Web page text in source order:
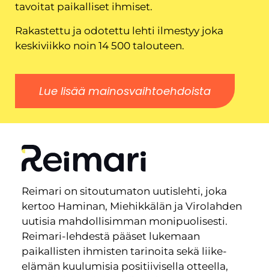
tavoitat paikalliset ihmiset.
Rakastettu ja odotettu lehti ilmestyy joka
keskiviikko noin 14 500 talouteen.
Lue lisää mainosvaihtoehdoista
Reimari on sitoutumaton uutislehti, joka
kertoo Haminan, Miehikkälän ja Virolahden
uutisia mahdollisimman monipuolisesti.
Reimari-lehdestä pääset lukemaan
paikallisten ihmisten tarinoita sekä liike-
elämän kuulumisia positiivisella otteella,